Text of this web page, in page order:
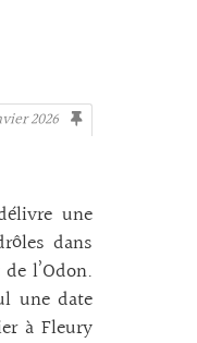
2026
une
dans
l’Odon.
une date
à Fleury